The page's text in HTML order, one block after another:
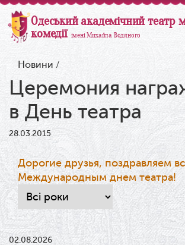
Одеський академічний театр
комедії імені Михайла Водяного
Новини /
Церемония
в День театра
28.03.2015
Дорогие друзья, поздравляем
Международным днем театра!
02.08.2026